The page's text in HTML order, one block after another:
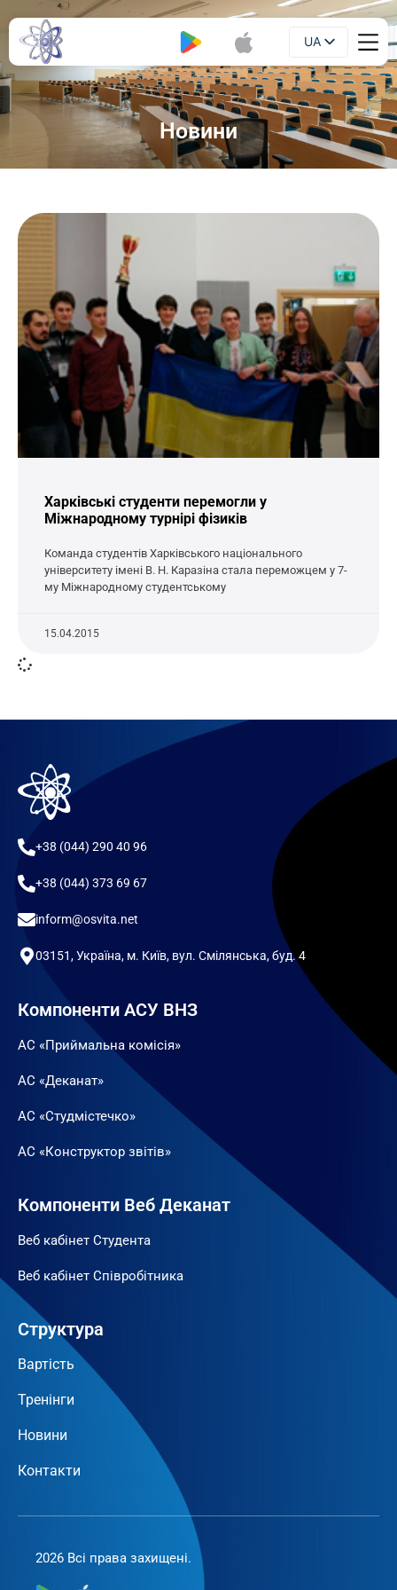
UA
EN
Новини
Харківські студенти перемогли у
Міжнародному турнірі фізиків
Команда студентів Харківського національного
університету імені В. Н. Каразіна стала переможцем у 7-
му Міжнародному студентському
15.04.2015
+38 (044) 290 40 96
+38 (044) 373 69 67
inform@osvita.net
03151, Україна, м. Київ, вул. Смілянська, буд. 4
Компоненти АСУ ВНЗ
АС «Приймальна комісія»
АС «Деканат»
АС «Студмістечко»
АС «Конструктор звітів»
Компоненти Веб Деканат
Веб кабінет Студента
Веб кабінет Співробітника
Структура
Вартість
Тренінги
Новини
Контакти
2026 Всі права захищені.